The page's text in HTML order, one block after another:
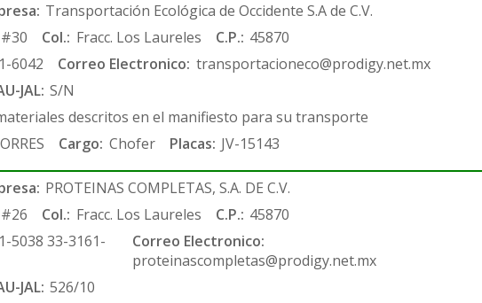
Transportación Ecológica de Occidente S.A de C.V.
Col.: Fracc. Los Laureles C.P.: 45870
6042 Correo Electronico: transportacioneco@prodigy.net.mx
JAL: S/N
descritos en el manifiesto para su transporte
Cargo: Chofer Placas: JV-15143
PROTEINAS COMPLETAS, S.A. DE C.V.
Col.: Fracc. Los Laureles C.P.: 45870
5038 33-3161-
Correo Electronico:
proteinascompletas@prodigy.net.mx
JAL: 526/10